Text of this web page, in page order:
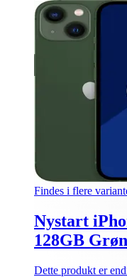
Findes i flere
Nystart
128GB Grøn
Dette produkt er